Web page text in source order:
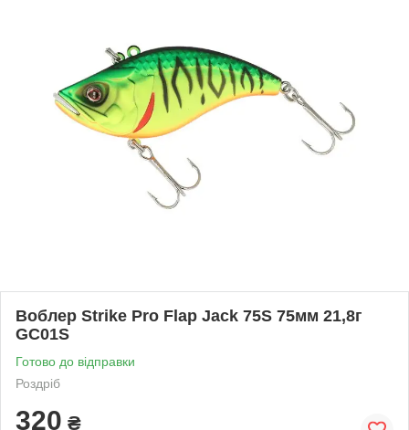
Воблер Strike Pro Flap Jack 75S 75мм 21,8г
GC01S
Готово до відправки
Роздріб
320 ₴